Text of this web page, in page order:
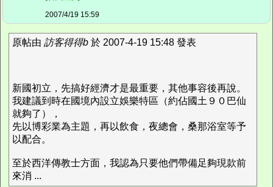
2007/4/19 15:59
原帖由 訪客得得b 於 2007-4-19 15:48 發表
新國初立，先搞好經濟才是最重要，其他事容後再說。
我建議到時在國境內設立娛樂特區（約佔國土９０巴仙
就夠了），
先以博彩業為主題，再以飲食，夜總會，桑那浴室等予
以配合。
至於西洋傳教士方面，我認為只要他們帶備足夠現款前
來消 ...